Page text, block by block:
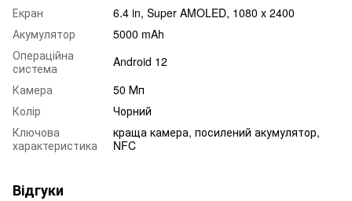
Екран
6.4 in, Super AMOLED, 1080 x 2400
Акумулятор
5000 mAh
Операційна
система
Android 12
Камера
50 Мп
Колір
Чорний
Ключова
характеристика
краща камера, посилений акумулятор,
NFC
Відгуки